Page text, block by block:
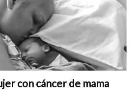
con cáncer de mama